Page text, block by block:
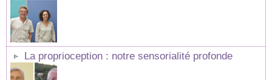
La proprioception : notre sensorialité profonde